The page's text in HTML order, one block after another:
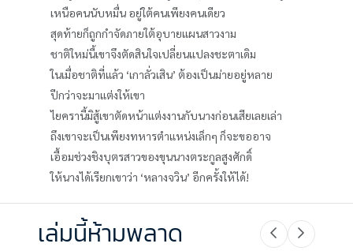
เหนือคนนับหมื่น อยู่ใต้คนเพียงคนเดียว
สุดท้ายก็ถูกกำจัดภายใต้อุบายแผนสาวงาม
ชาติใหม่นี้เขาจึงตัดสินใจเปลี่ยนแปลงชะตาเดิม
ในเมื่อชาติที่แล้ว ‘เกาลั่วเสิน’ ต้องเป็นม่ายอยู่หลาย
ปีกว่าจะมาแต่งให้เขา
ไยครานี้มิสู้เขาตัดหน้าแต่งงานกับนางก่อนเสียเลยเล่า
ถึงเขาจะเป็นเพียงทหารตำแหน่งเล็กๆ ก็จะขออาจ
เอื้อมช่วงชิงบุตรสาวของขุนนางตระกูลสูงศักดิ์
ให้นางได้เรียกเขาว่า ‘หลางจวิน’ อีกครั้งให้ได้!
เล่มนี้ห้ามพลาด